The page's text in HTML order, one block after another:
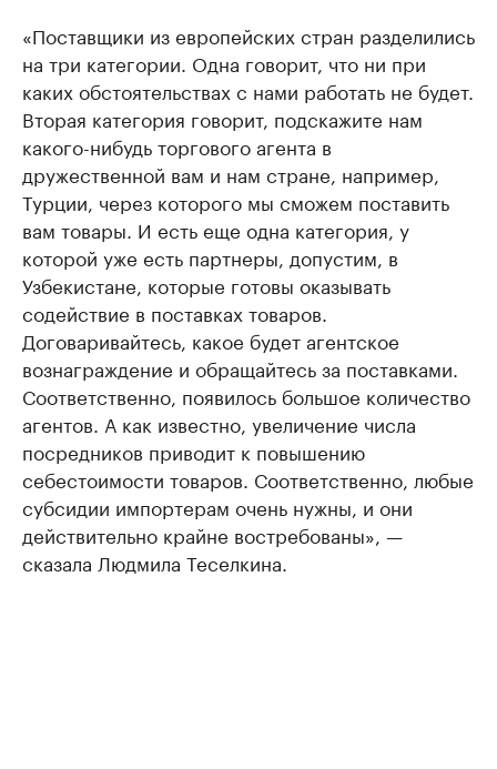
«Поставщики из европейских стран разделились
на три категории. Одна говорит, что ни при
каких обстоятельствах с нами работать не будет.
Вторая категория говорит, подскажите нам
какого-нибудь торгового агента в
дружественной вам и нам стране, например,
Турции, через которого мы сможем поставить
вам товары. И есть еще одна категория, у
которой уже есть партнеры, допустим, в
Узбекистане, которые готовы оказывать
содействие в поставках товаров.
Договаривайтесь, какое будет агентское
вознаграждение и обращайтесь за поставками.
Соответственно, появилось большое количество
агентов. А как известно, увеличение числа
посредников приводит к повышению
себестоимости товаров. Соответственно, любые
субсидии импортерам очень нужны, и они
действительно крайне востребованы», —
сказала Людмила Теселкина.